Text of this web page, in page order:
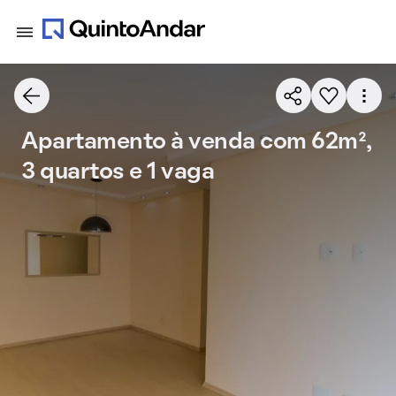
Apartamento à venda com 62m²,
3 quartos e 1 vaga